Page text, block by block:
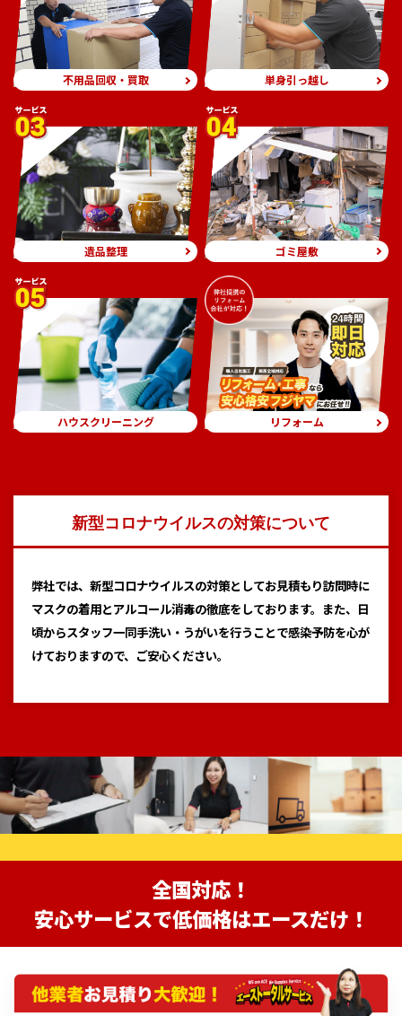
不用品回収・買取 単身引っ越し
遺品整理 ゴミ屋敷
ハウスクリーニング リフォーム
新型コロナウイルスの対策について
弊社では、新型コロナウイルスの対策としてお見積もり訪問時に
マスクの着用とアルコール消毒の徹底をしております。また、日
頃からスタッフ一同手洗い・うがいを行うことで感染予防を心が
けておりますので、ご安心ください。
全国対応！
安心サービスで低価格はエースだけ！